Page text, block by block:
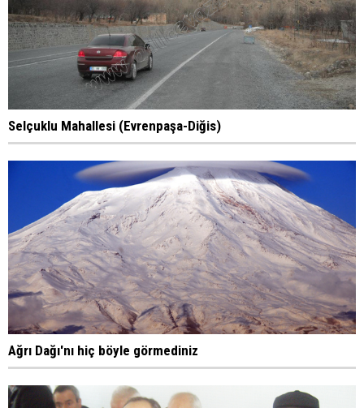
Selçuklu Mahallesi (Evrenpaşa-Diğis)
Ağrı Dağı'nı hiç böyle görmediniz